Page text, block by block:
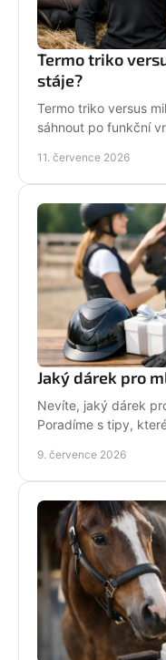
Termo triko
stáje?
Termo triko versus
sáhnout po funkční
11. července 2026
Jaký dárek pro
Nevíte, jaký dárek
Poradíme s tipy,
9. července 2026